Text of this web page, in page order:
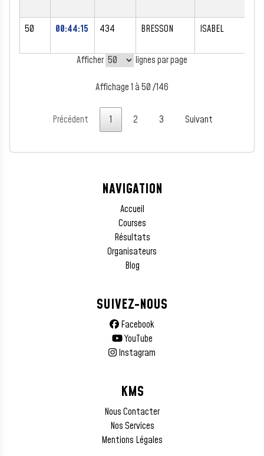
50 00:44:15 434 BRESSON ISABEL
Afficher lignes par page
Affichage 1 à 50 /146
Précédent 1 2 3 Suivant
NAVIGATION
Accueil
Courses
Résultats
Organisateurs
Blog
SUIVEZ-NOUS
Facebook
YouTube
Instagram
KMS
Nous Contacter
Nos Services
Mentions Légales